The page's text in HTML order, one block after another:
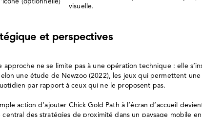
(optionnelle)
visuelle.
et perspectives
ne se limite pas à une opération technique : elle
une étude de Newzoo (2022), les jeux qui permettent
par rapport à ceux qui ne le proposent pas.
action d’ajouter Chick Gold Path à l’écran d’accueil
des stratégies de proximité dans un paysage mobile